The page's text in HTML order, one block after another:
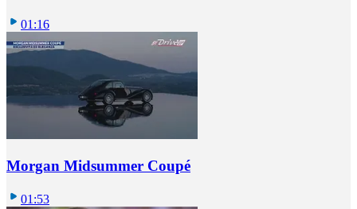
01:16
Morgan Midsummer Coupé
01:53